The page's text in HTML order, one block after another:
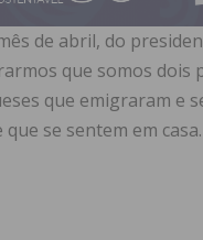
de abril, do
que somos dois
que emigraram e
se sentem em casa.